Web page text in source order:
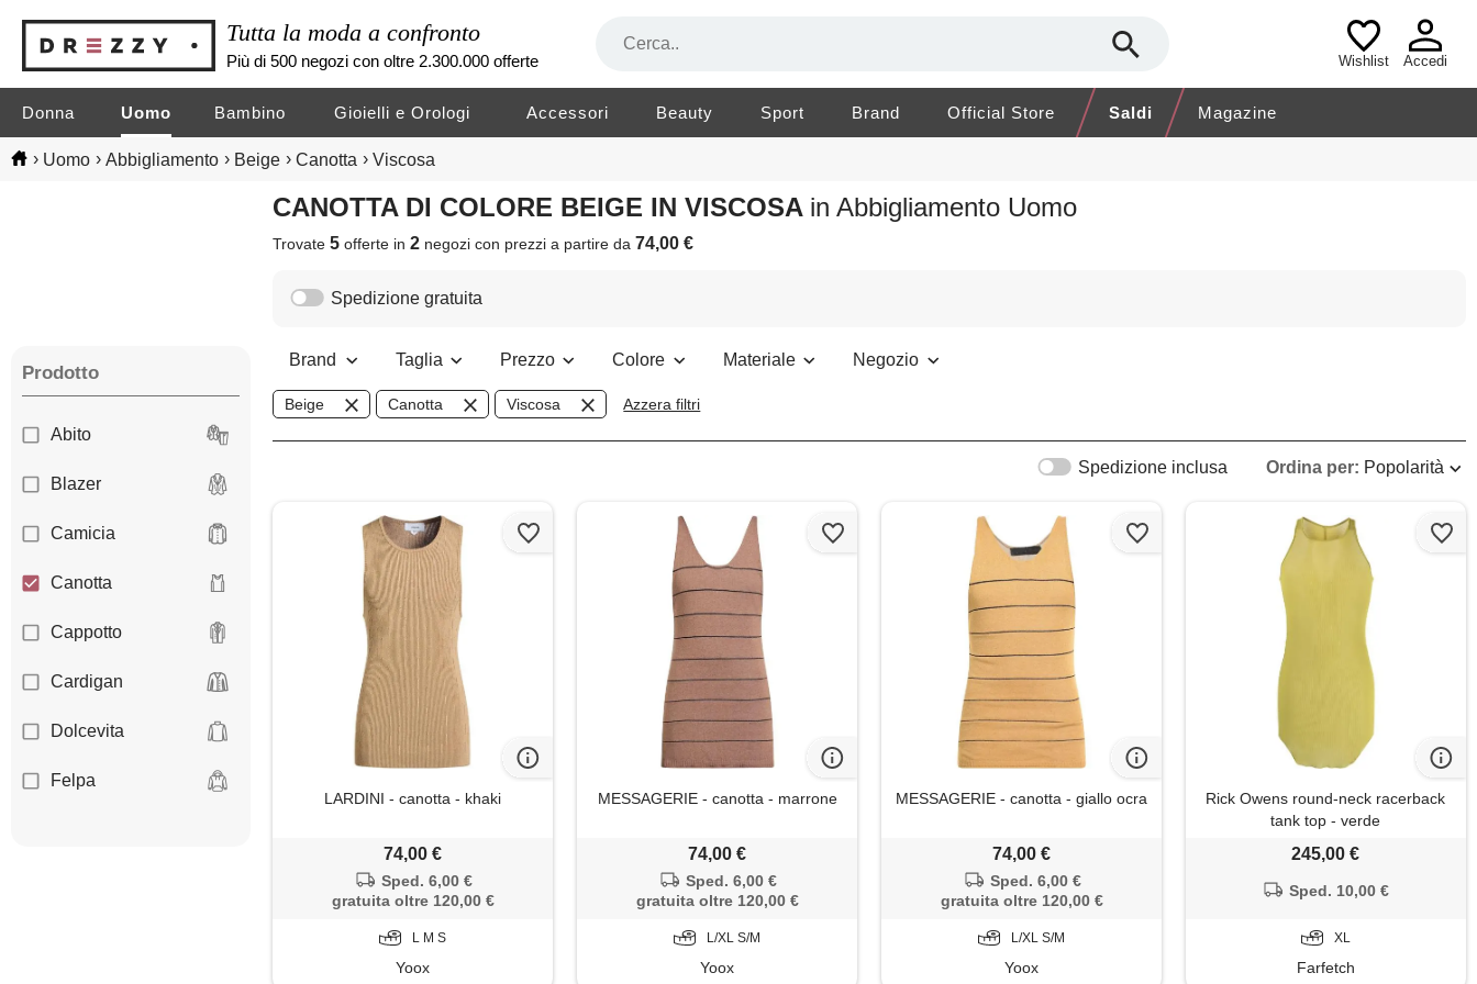
Tutta la moda a confronto
Più di 500 negozi con oltre 2.300.000 offerte Wishlist Accedi
Donna Uomo Bambino Gioielli e Orologi Accessori Beauty Sport Brand Official Store Saldi Magazine
› Uomo › Abbigliamento › Beige › Canotta › Viscosa
CANOTTA DI COLORE BEIGE IN VISCOSA in Abbigliamento Uomo
Trovate5 offerte in2 negozicon prezzi a partire da74,00 €
Prodotto
Abito
Blazer
Camicia
Canotta
Cappotto
Cardigan
Dolcevita
Felpa
Spedizione gratuita
Brand Taglia Prezzo Colore Materiale Negozio
Beige Canotta Viscosa Azzera filtri
Ordina per: Popolarità
Spedizione inclusa
LARDINI - canotta - khaki
74,00 €
Sped. 6,00 €
gratuita oltre 120,00 €
L M S
Yoox
MESSAGERIE - canotta - marrone
74,00 €
Sped. 6,00 €
gratuita oltre 120,00 €
L/XL S/M
Yoox
MESSAGERIE - canotta - giallo ocra
74,00 €
Sped. 6,00 €
gratuita oltre 120,00 €
L/XL S/M
Yoox
Rick Owens round-neck racerback
tank top - verde
245,00 €
Sped. 10,00 €
XL
Farfetch